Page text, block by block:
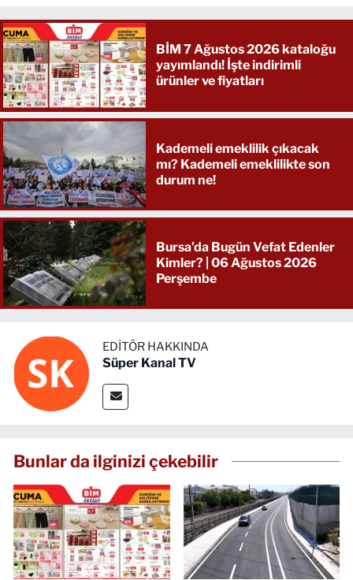
BİM 7 Ağustos 2026 kataloğu
yayımlandı! İşte indirimli
ürünler ve fiyatları
Kademeli emeklilik çıkacak
mı? Kademeli emeklilikte son
durum ne!
Bursa’da Bugün Vefat Edenler
Kimler? | 06 Ağustos 2026
Perşembe
EDITÖR HAKKINDA
Süper Kanal TV
Bunlar da ilginizi çekebilir